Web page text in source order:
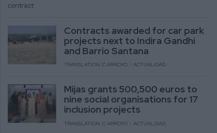
contract
Contracts awarded for car park
projects next to Indira Gandhi
and Barrio Santana
TRANSLATION: C.ARROYO ACTUALIDAD
Mijas grants 500,500 euros to
nine social organisations for 17
inclusion projects
TRANSLATION: C.ARROYO ACTUALIDAD